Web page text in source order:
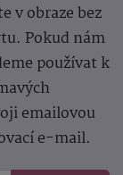
v obraze bez
Pokud nám
používat k
emailovou
e-mail.